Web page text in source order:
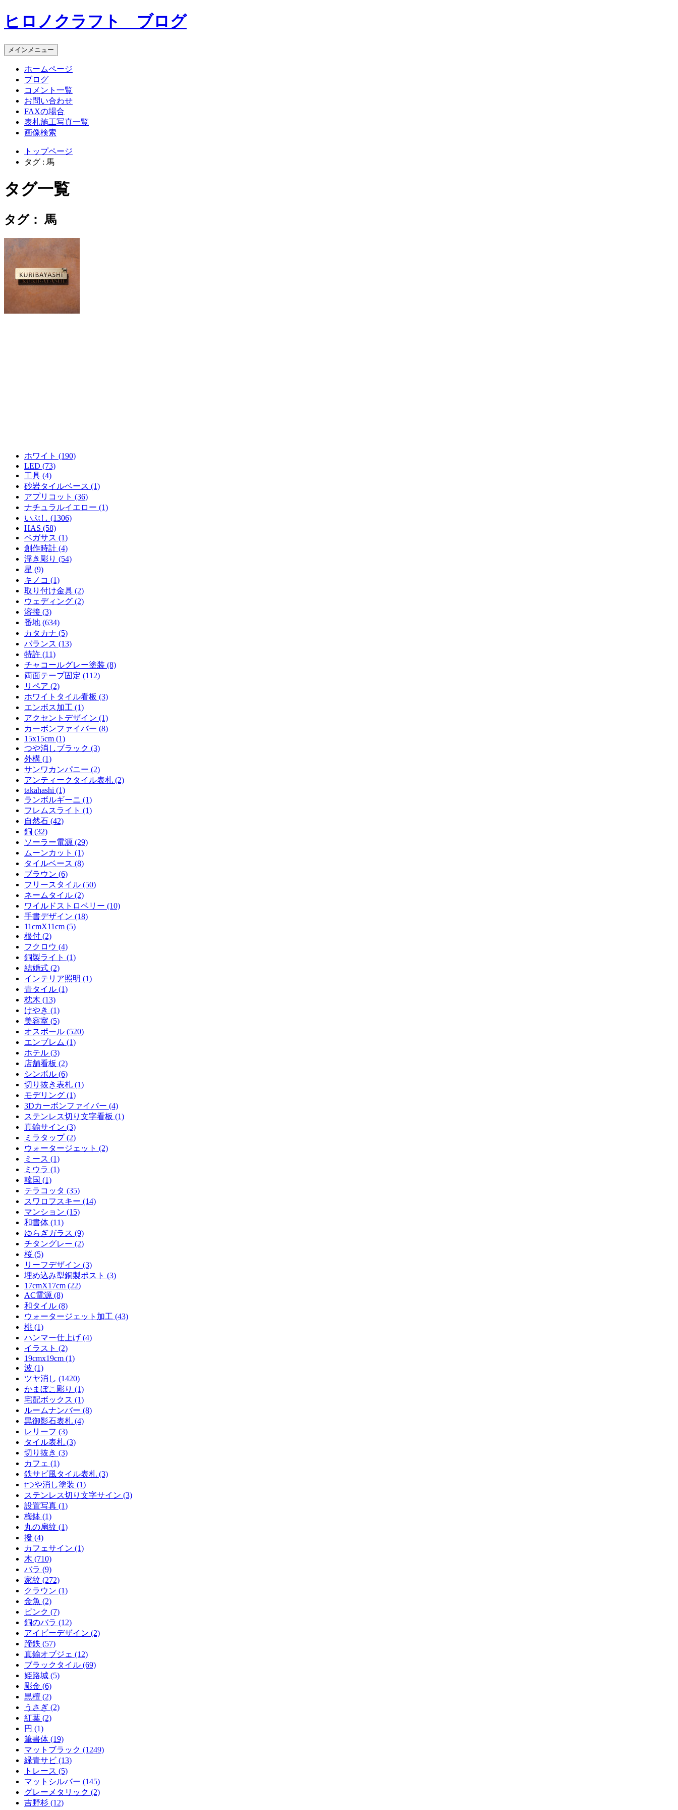
コ
ン
ン
ツ
ヒロノクラフト ブログ
メインメニュー
ホームページ
ブログ
コメント一覧
お問い合わせ
FAXの場合
表札施工写真一覧
画像検索
トップページ
タグ : 馬
タグ一覧
タグ： 馬
ホワイト (190)
LED (73)
工具 (4)
砂岩タイルベース (1)
アプリコット (36)
ナチュラルイエロー (1)
いぶし (1306)
HAS (58)
ペガサス (1)
創作時計 (4)
浮き彫り (54)
星 (9)
キノコ (1)
取り付け金具 (2)
ウェディング (2)
溶接 (3)
番地 (634)
カタカナ (5)
バランス (13)
特許 (11)
チャコールグレー塗装 (8)
両面テープ固定 (112)
リペア (2)
ホワイトタイル看板 (3)
エンボス加工 (1)
アクセントデザイン (1)
カーボンファイバー (8)
15x15cm (1)
つや消しブラック (3)
外構 (1)
サンワカンパニー (2)
アンティークタイル表札 (2)
takahashi (1)
ランボルギーニ (1)
フレムスライト (1)
自然石 (42)
銅 (32)
ソーラー電源 (29)
ムーンカット (1)
タイルベース (8)
ブラウン (6)
フリースタイル (50)
ネームタイル (2)
ワイルドストロベリー (10)
手書デザイン (18)
11cmX11cm (5)
根付 (2)
フクロウ (4)
銅製ライト (1)
結婚式 (2)
インテリア照明 (1)
青タイル (1)
枕木 (13)
けやき (1)
美容室 (5)
オスポール (520)
エンブレム (1)
ホテル (3)
店舗看板 (2)
シンボル (6)
切り抜き表札 (1)
モデリング (1)
3Dカーボンファイバー (4)
ステンレス切り文字看板 (1)
真鍮サイン (3)
ミラタップ (2)
ウォータージェット (2)
ミース (1)
ミウラ (1)
韓国 (1)
テラコッタ (35)
スワロフスキー (14)
マンション (15)
和書体 (11)
ゆらぎガラス (9)
チタングレー (2)
桜 (5)
リーフデザイン (3)
埋め込み型銅製ポスト (3)
17cmX17cm (22)
AC電源 (8)
和タイル (8)
ウォータージェット加工 (43)
桃 (1)
ハンマー仕上げ (4)
イラスト (2)
19cmx19cm (1)
波 (1)
ツヤ消し (1420)
かまぼこ彫り (1)
宅配ボックス (1)
ルームナンバー (8)
黒御影石表札 (4)
レリーフ (3)
タイル表札 (3)
切り抜き (3)
カフェ (1)
鉄サビ風タイル表札 (3)
tつや消し塗装 (1)
ステンレス切り文字サイン (3)
設置写真 (1)
梅鉢 (1)
丸の扇紋 (1)
撥 (4)
カフェサイン (1)
木 (710)
バラ (9)
家紋 (272)
クラウン (1)
金魚 (2)
ピンク (7)
銅のバラ (12)
アイビーデザイン (2)
蹄鉄 (57)
真鍮オブジェ (12)
ブラックタイル (69)
姫路城 (5)
彫金 (6)
黒檀 (2)
うさぎ (2)
紅葉 (2)
円 (1)
筆書体 (19)
マットブラック (1249)
緑青サビ (13)
トレース (5)
マットシルバー (145)
グレーメタリック (2)
吉野杉 (12)